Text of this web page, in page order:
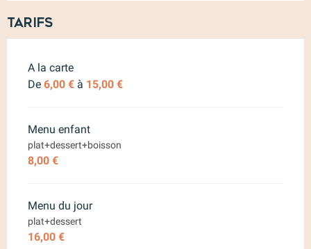
Tarifs
Tarifs 2026
A la carte
De 6,00 € à 15,00 €
Menu enfant
plat+dessert+boisson
8,00 €
Menu du jour
plat+dessert
16,00 €